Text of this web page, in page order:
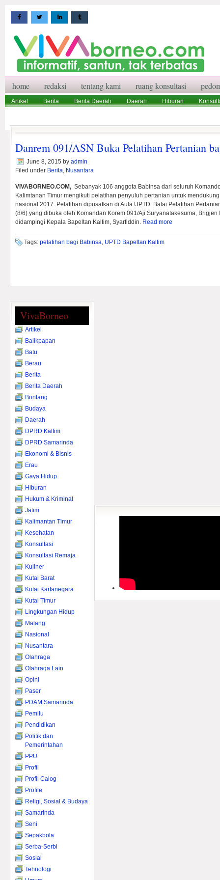
home redaksi tentang kami ruang konsultasi
Artikel Berita Berita Daerah Daerah Hiburan
Danrem 091/ASN Buka Pelatihan Pertanian
June 8, 2015 by admin
Filed under Berita, Nusantara
VIVABORNEO.COM, Sebanyak 106 anggota Babinsa dari seluruh
Kalimtanan Timur mengikuti pelatihan penyuluh pertanian untuk
nasional 2017. Pelatihan dipusatkan di Aula UPTD Balai Pelatihan
(8/6) yang dibuka oleh Komandan Korem 091/Aji Suryanatakesuma, Brigjen
didampingi Kepala Bapeltan Kaltim, Syarfiddin. Read more
Tags: pelatihan bagi Babinsa, UPTD Bapeltan Kaltim
VivaBorneo
Artikel
Balikpapan
Batu
Berau
Berita
Berita Daerah
Bontang
Budaya
Daerah
DPRD Kaltim
DPRD Samarinda
Ekonomi & Bisnis
Erau
Gaya Hidup
Hiburan
Hukum & Kriminal
Jatim
Kalimantan Timur
Kesehatan
Konsultasi
Konsultasi Remaja
Kuliner
Kutai Barat
Kutai Kartanegara
Kutai Timur
Lingkungan Hidup
Malang
Nasional
Nusantara
Olahraga
Olahraga Lain
Opini
Paser
PDAM Samarinda
Pemilu
Pendidikan
Politik dan
Pemerintahan
PPU
Profil
Profil Calog
Profile
Religi, Sosial & Budaya
Samarinda
Seni
Sepakbola
Serba-Serbi
Sosial
Tehnologi